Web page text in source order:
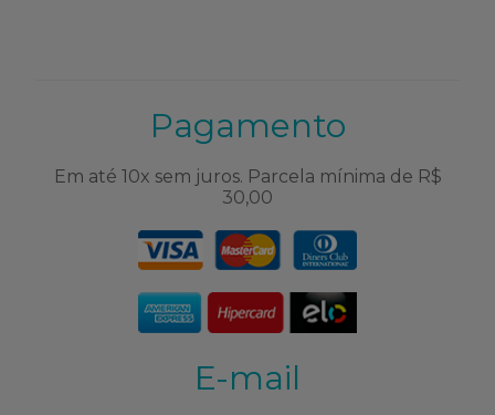
Pagamento
Em até 10x sem juros. Parcela mínima de R$
30,00
E-mail